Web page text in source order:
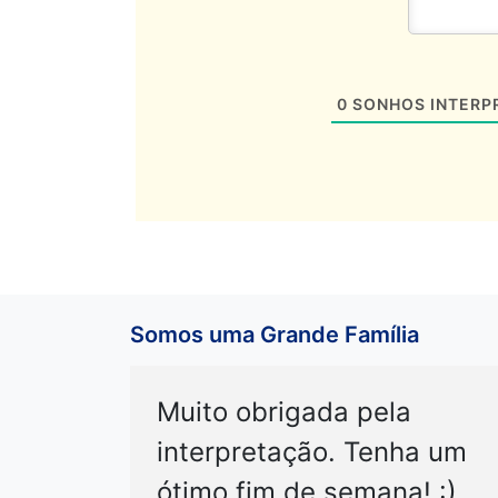
0 SONHOS
Somos uma Grande Família
Muito obrigada pela
interpretação. Tenha um